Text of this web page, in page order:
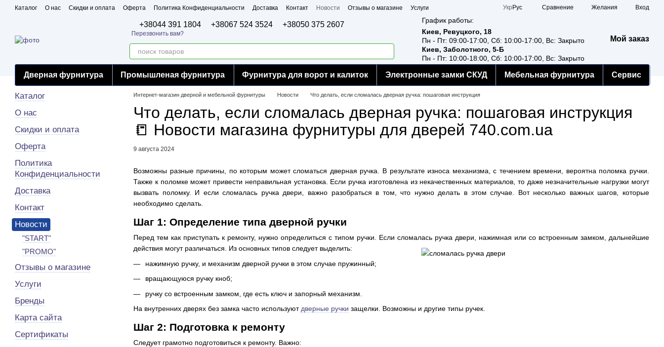
Перейти к основному контенту
Каталог О нас Скидки и оплата Оферта Политика Конфиденциальности Доставка Контакт Новости Отзывы о магазине
Услуги
Укр Рус Сравнение Желания Вход
+38044 391 1804 +38067 524 3524 +38050 375 2607
Перезвонить вам?
График работы:
Киев, Ревуцкого, 18
Пн - Пт: 09:00-17:00, Сб: 10:00-17:00, Вс: Закрыто
Киев, Заболотного, 5-Б
Пн - Пт: 10:00-18:00, Сб: 10:00-17:00, Вс: Закрыто
Мой заказ
Дверная фурнитура Промышленая фурнитура Фурнитура для ворот и калиток Электронные замки СКУД Мебельная фурнитура Сервис
Интернет-магазин дверной и мебельной фурнитуры Новости Что делать, если сломалась дверная ручка: пошаговая инструкция
Что делать, если сломалась дверная ручка: пошаговая инструкция
📒 Новости магазина фурнитуры для дверей 740.com.ua
9 августа 2024
Возможны разные причины, по которым может сломаться дверная ручка. В результате износа механизма, с течением времени, вероятна поломка ручки.
Также к поломке может привести неправильная установка. Если ручка изготовлена из некачественных материалов, то даже незначительные нагрузки могут
вызвать поломку. И если сломалась ручка двери, важно разобраться в том, что нужно делать в этом случае. Вот несколько важных шагов, которые
необходимо сделать.
Шаг 1: Определение типа дверной ручки
Перед тем как приступать к ремонту, нужно определиться с типом ручки. Если сломалась ручка двери, нажимная или со встроенным замком, дальнейшие
действия могут различаться. Из основных типов следует выделить:
нажимную ручку, и механизм дверной ручки в этом случае пружинный;
вращающуюся ручку кноб;
ручку со встроенным замком, где есть ключ и запорный механизм.
На внутренних дверях без замка часто используют дверные ручки защелки. Возможны и другие типы ручек.
Шаг 2: Подготовка к ремонту
Следует грамотно подготовиться к ремонту. Важно:
Каталог
О нас
Скидки и оплата
Оферта
Политика
Конфиденциальности
Доставка
Контакт
Новости
"START"
"PROMO"
Отзывы о магазине
Услуги
Бренды
Карта сайта
Сертификаты